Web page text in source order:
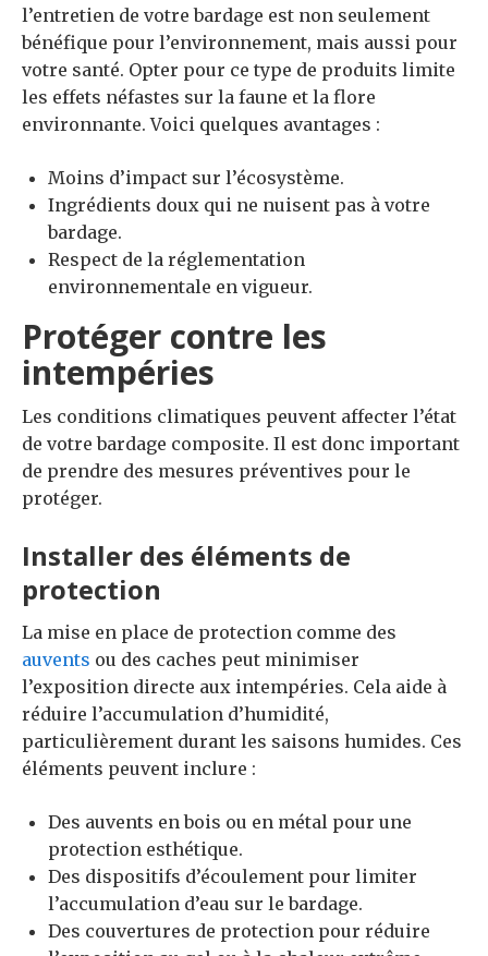
l’entretien de votre bardage est non seulement
bénéfique pour l’environnement, mais aussi pour
votre santé. Opter pour ce type de produits limite
les effets néfastes sur la faune et la flore
environnante. Voici quelques avantages :
Moins d’impact sur l’écosystème.
Ingrédients doux qui ne nuisent pas à votre
bardage.
Respect de la réglementation
environnementale en vigueur.
Protéger contre les
intempéries
Les conditions climatiques peuvent affecter l’état
de votre bardage composite. Il est donc important
de prendre des mesures préventives pour le
protéger.
Installer des éléments de
protection
La mise en place de protection comme des
auvents ou des caches peut minimiser
l’exposition directe aux intempéries. Cela aide à
réduire l’accumulation d’humidité,
particulièrement durant les saisons humides. Ces
éléments peuvent inclure :
Des auvents en bois ou en métal pour une
protection esthétique.
Des dispositifs d’écoulement pour limiter
l’accumulation d’eau sur le bardage.
Des couvertures de protection pour réduire